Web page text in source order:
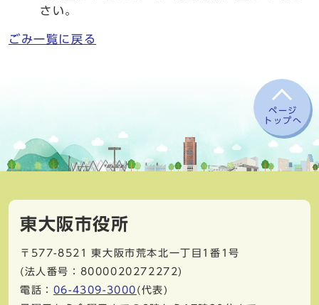
さい。
ごみ一覧に戻る
ページ
トップへ
東大阪市役所
〒577-8521
東大阪市荒本北一丁目1番1号
(法人番号：8000020272272)
電話： 06-4309-3000 (代表)